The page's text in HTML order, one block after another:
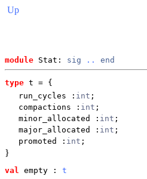
Up
module Stat: sig .. end
type t = {
run_cycles : int ;
compactions : int ;
minor_allocated
: int ;
major_allocated
: int ;
promoted
: int ;
}
val empty : t